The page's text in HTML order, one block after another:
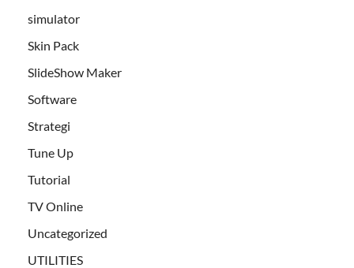
simulator
Skin Pack
SlideShow Maker
Software
Strategi
Tune Up
Tutorial
TV Online
Uncategorized
UTILITIES